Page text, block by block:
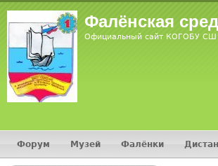
Фалёнская
Официальный сайт КОГОБУ СШ
Главное меню
Форум Музей Фалёнки